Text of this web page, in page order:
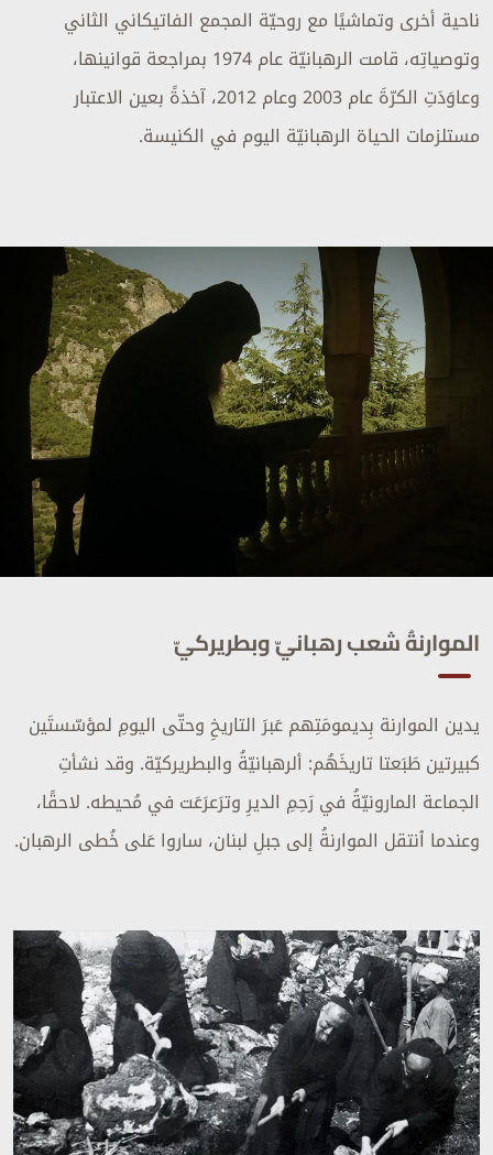
ناحية أخرى وتماشيًا مع روحيّة المجمع الفاتيكاني الثاني
وتوصياتِه، قامت الرهبانيّة عام 1974 بمراجعة قوانينها،
وعاوَدَتِ الكرّةَ عام 2003 وعام 2012، آخذةً بعين الاعتبار
مستلزمات الحياة الرهبانيّة اليوم في الكنيسة.
الموارنةُ شعب رهبانيّ وبطريركيّ
يدين الموارنة بِديمومَتِهم عَبرَ التاريخِ وحتّى اليومِ لمؤسّستَين
كبيرتين طَبَعتا تاريخَهُم: ألرهبانيّةُ والبطريركيّة. وقد نشأتِ
الجماعة المارونيّةُ في رَحِمِ الديرِ وترَعرَعَت في مُحيطه. لاحقًا،
وعندما ٱنتقل الموارنةُ إلى جبلِ لبنان، ساروا عَلى خُطى الرهبان.